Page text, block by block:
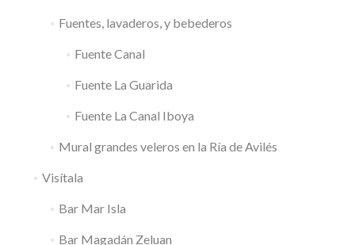
Fuentes, lavaderos, y bebederos
Fuente Canal
Fuente La Guarida
Fuente La Canal Iboya
Mural grandes veleros en la Ría de Avilés
Visítala
Bar Mar Isla
Bar Magadán Zeluan